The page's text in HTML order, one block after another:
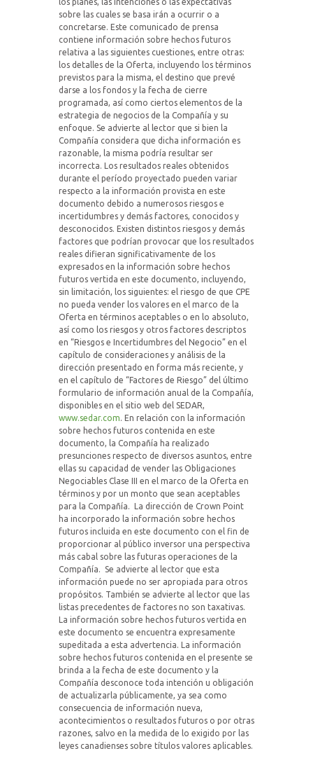
sobre las cuales se basa irán a ocurrir o a
concretarse. Este comunicado de prensa
contiene información sobre hechos futuros
relativa a las siguientes cuestiones, entre otras:
los detalles de la Oferta, incluyendo los términos
previstos para la misma, el destino que prevé
darse a los fondos y la fecha de cierre
programada, así como ciertos elementos de la
estrategia de negocios de la Compañía y su
enfoque. Se advierte al lector que si bien la
Compañía considera que dicha información es
razonable, la misma podría resultar ser
incorrecta. Los resultados reales obtenidos
durante el período proyectado pueden variar
respecto a la información provista en este
documento debido a numerosos riesgos e
incertidumbres y demás factores, conocidos y
desconocidos. Existen distintos riesgos y demás
factores que podrían provocar que los resultados
reales difieran significativamente de los
expresados en la información sobre hechos
futuros vertida en este documento, incluyendo,
sin limitación, los siguientes: el riesgo de que CPE
no pueda vender los valores en el marco de la
Oferta en términos aceptables o en lo absoluto,
así como los riesgos y otros factores descriptos
en “Riesgos e Incertidumbres del Negocio” en el
capítulo de consideraciones y análisis de la
dirección presentado en forma más reciente, y
en el capítulo de “Factores de Riesgo” del último
formulario de información anual de la Compañía,
disponibles en el sitio web del SEDAR,
www.sedar.com. En relación con la información
sobre hechos futuros contenida en este
documento, la Compañía ha realizado
presunciones respecto de diversos asuntos, entre
ellas su capacidad de vender las Obligaciones
Negociables Clase III en el marco de la Oferta en
términos y por un monto que sean aceptables
para la Compañía. La dirección de Crown Point
ha incorporado la información sobre hechos
futuros incluida en este documento con el fin de
proporcionar al público inversor una perspectiva
más cabal sobre las futuras operaciones de la
Compañía.
Se advierte al lector que esta
información puede no ser apropiada para otros
propósitos. También se advierte al lector que las
listas precedentes de factores no son taxativas.
La información sobre hechos futuros vertida en
este documento se encuentra expresamente
supeditada a esta advertencia. La información
sobre hechos futuros contenida en el presente se
brinda a la fecha de este documento y la
Compañía desconoce toda intención u obligación
de actualizarla públicamente, ya sea como
consecuencia de información nueva,
acontecimientos o resultados futuros o por otras
razones, salvo en la medida de lo exigido por las
leyes canadienses sobre títulos valores aplicables.